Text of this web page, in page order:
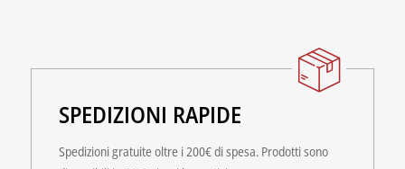
SPEDIZIONI RAPIDE
Spedizioni gratuite oltre i 200€ di spesa. Prodotti sono